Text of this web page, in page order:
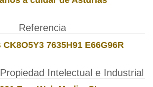
Referencia
CK8O5Y3 7635H91 E66G96R
Intelectual e Industrial